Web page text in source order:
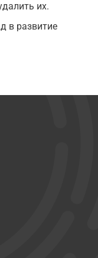
их.
в развитие